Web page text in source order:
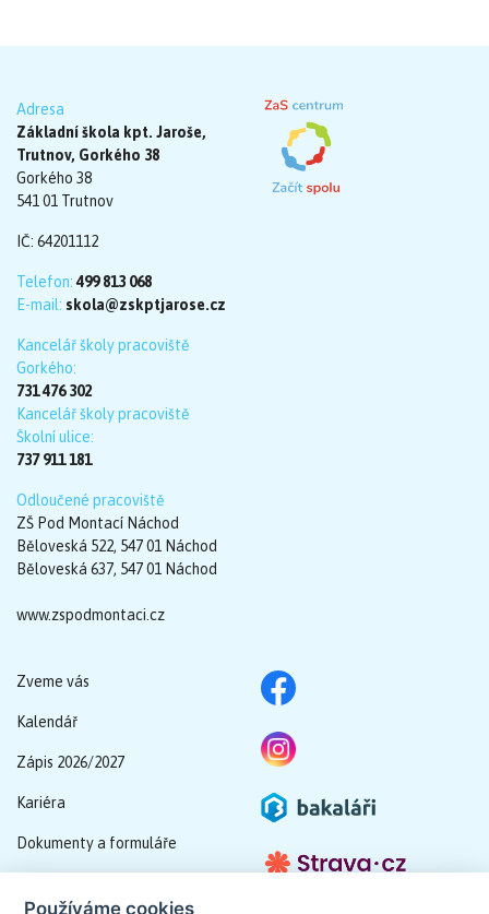
Adresa
Základní škola kpt. Jaroše,
Trutnov, Gorkého 38
Gorkého 38
541 01 Trutnov
IČ: 64201112
Telefon: 499 813 068
E-mail: skola@zskptjarose.cz
Kancelář školy pracoviště
Gorkého:
731 476 302
Kancelář školy pracoviště
Školní ulice:
737 911 181
Odloučené pracoviště
ZŠ Pod Montací Náchod
Běloveská 522, 547 01 Náchod
Běloveská 637, 547 01 Náchod
www.zspodmontaci.cz
Zveme vás
Kalendář
Zápis 2026/2027
Kariéra
Dokumenty a formuláře
Používáme cookies